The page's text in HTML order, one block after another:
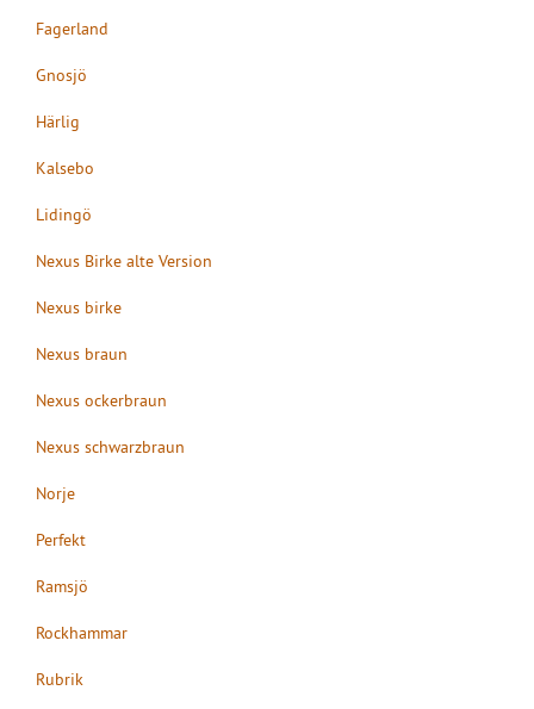
Fagerland
Gnosjö
Härlig
Kalsebo
Lidingö
Nexus Birke alte Version
Nexus birke
Nexus braun
Nexus ockerbraun
Nexus schwarzbraun
Norje
Perfekt
Ramsjö
Rockhammar
Rubrik